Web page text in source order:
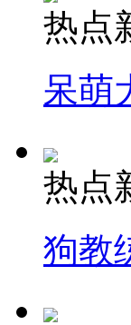
热点
呆萌
热点
狗教